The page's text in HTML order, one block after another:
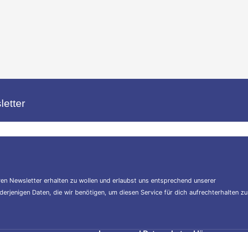
Newsletter erhalten zu wollen und erlaubst uns entsprechend unserer
Daten, die wir benötigen, um diesen Service für dich aufrechterhalten zu